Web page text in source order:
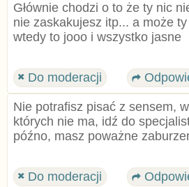
Głównie chodzi o to że ty nic
nie zaskakujesz itp... a może
wtedy to jooo i wszystko jasne
Do moderacji
Nie potrafisz pisać z sensem,
których nie ma, idź do
późno, masz poważne
Do moderacji